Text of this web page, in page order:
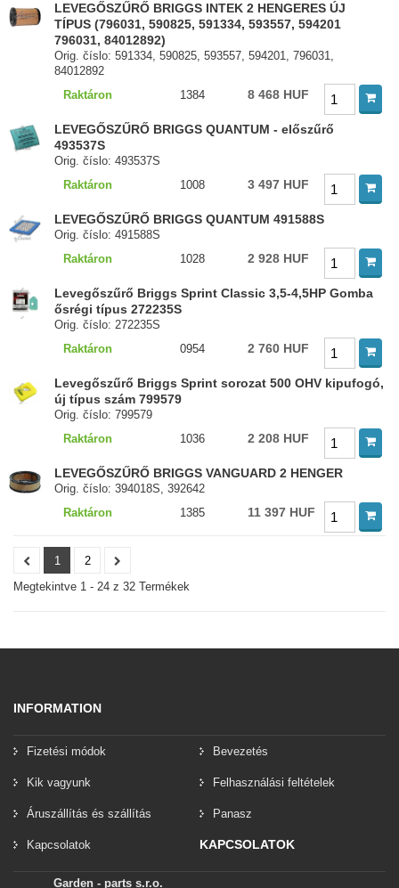
LEVEGŐSZŰRŐ BRIGGS INTEK 2 HENGERES ÚJ
TÍPUS (796031, 590825, 591334, 593557, 594201
796031, 84012892)
Orig. číslo: 591334, 590825, 593557, 594201, 796031,
84012892
Raktáron
1384 8 468 HUF
LEVEGŐSZŰRŐ BRIGGS QUANTUM - előszűrő
493537S
Orig. číslo: 493537S
Raktáron
1008 3 497 HUF
LEVEGŐSZŰRŐ BRIGGS QUANTUM 491588S
Orig. číslo: 491588S
Raktáron
1028 2 928 HUF
Levegőszűrő Briggs Sprint Classic 3,5-4,5HP Gomba
ősrégi típus 272235S
Orig. číslo: 272235S
Raktáron
0954 2 760 HUF
Levegőszűrő Briggs Sprint sorozat 500 OHV kipufogó,
új típus szám 799579
Orig. číslo: 799579
Raktáron
1036 2 208 HUF
LEVEGŐSZŰRŐ BRIGGS VANGUARD 2 HENGER
Orig. číslo: 394018S, 392642
Raktáron
1385 11 397 HUF
1
2
Megtekintve 1 - 24 z 32 Termékek
INFORMATION
Fizetési módok Bevezetés
Kik vagyunk Felhasználási feltételek
Áruszállítás és szállítás Panasz
Kapcsolatok KAPCSOLATOK
Garden - parts s.r.o.